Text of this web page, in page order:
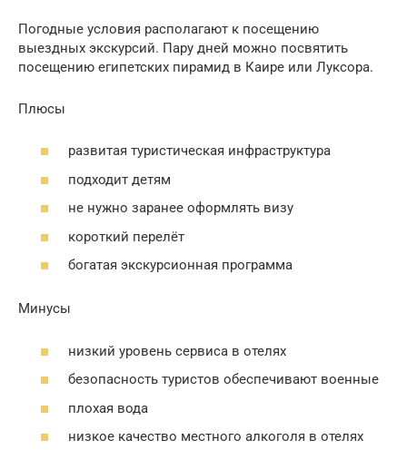
Погодные условия располагают к посещению
выездных экскурсий. Пару дней можно посвятить
посещению египетских пирамид в Каире или Луксора.
Плюсы
развитая туристическая инфраструктура
подходит детям
не нужно заранее оформлять визу
короткий перелёт
богатая экскурсионная программа
Минусы
низкий уровень сервиса в отелях
безопасность туристов обеспечивают военные
плохая вода
низкое качество местного алкоголя в отелях